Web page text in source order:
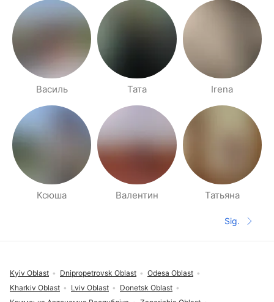
Василь Тата Irena
Ксюша Валентин Татьяна
Sig.
Kyiv Oblast Dnipropetrovsk Oblast
Odesa Oblast
Kharkiv Oblast
Lviv Oblast
Donetsk Oblast